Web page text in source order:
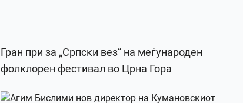
Гран при за „Српски вез“ на меѓународен
фолклорен фестивал во Црна Гора